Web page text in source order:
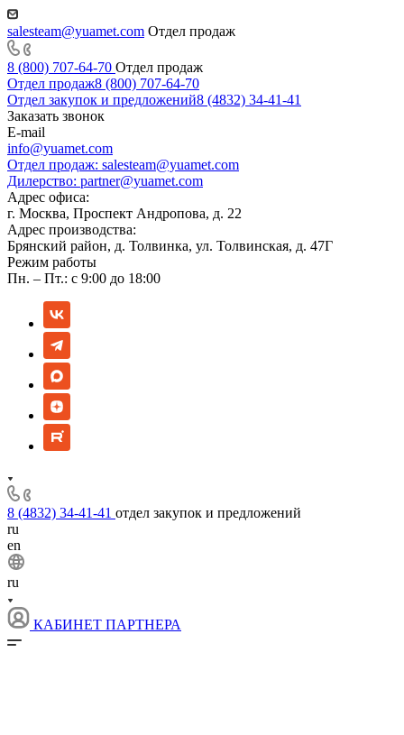
salesteam@yuamet.com Отдел продаж
8 (800) 707-64-70 Отдел продаж
Отдел продаж8 (800) 707-64-70
Отдел закупок и предложений8 (4832) 34-41-41
Заказать звонок
E-mail
info@yuamet.com
Отдел продаж: salesteam@yuamet.com
Дилерство: partner@yuamet.com
Адрес офиса:
г. Москва, Проспект Андропова, д. 22
Адрес производства:
Брянский район, д. Толвинка, ул. Толвинская, д. 47Г
Режим работы
Пн. – Пт.: с 9:00 до 18:00
8 (4832) 34-41-41 отдел закупок и предложений
ru
en
ru
КАБИНЕТ ПАРТНЕРА